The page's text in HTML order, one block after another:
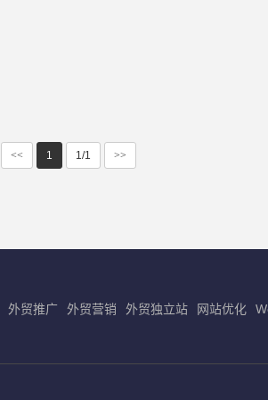
<< 1 1/1 >>
外贸推广 外贸营销 外贸独立站 网站优化